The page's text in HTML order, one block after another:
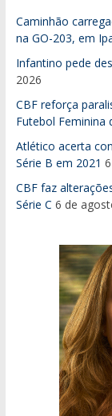
Caminhão
na GO-203, em
Infantino pede
2026
CBF reforça
Futebol Feminina
Atlético acerta
Série B em 2021
CBF faz
Série C 6 de